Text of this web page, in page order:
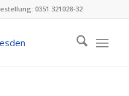
0351 321028-32